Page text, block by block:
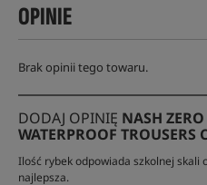
OPINIE
Brak opinii tego towaru.
DODAJ OPINIĘ NASH
WATERPROOF TROUSERS
Ilość rybek odpowiada szkolnej skali
najlepsza.